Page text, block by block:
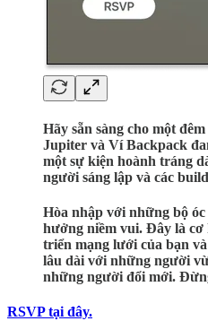
Hãy sẵn sàng cho một
Jupiter và Ví Backpack
một sự kiện hoành tráng
người sáng lập và các
Hòa nhập với những bộ
hưởng niềm vui. Đây là cơ
triển mạng lưới của bạn
lâu dài với những người
những người đổi mới.
RSVP tại đây.